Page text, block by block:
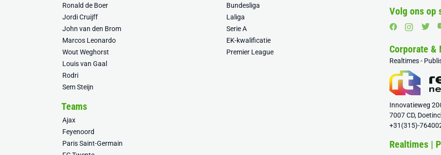
Ronald de Boer
Jordi Cruijff
John van den Brom
Marcos Leonardo
Wout Weghorst
Louis van Gaal
Rodri
Sem Steijn
Bundesliga
Laliga
Serie A
EK-kwalificatie
Premier League
Teams
Ajax
Feyenoord
Paris Saint-Germain
Volg ons op
Corporate &
Realtimes -
Innovatieweg
7007 CD,
+31(315)-
Realtimes |